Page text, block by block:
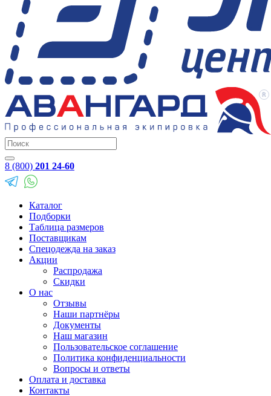
8 (800) 201 24-60
Каталог
Подборки
Таблица размеров
Поставщикам
Спецодежда на заказ
Акции
Распродажа
Скидки
О нас
Отзывы
Наши партнёры
Документы
Наш магазин
Пользовательское соглашение
Политика конфиденциальности
Вопросы и ответы
Оплата и доставка
Контакты